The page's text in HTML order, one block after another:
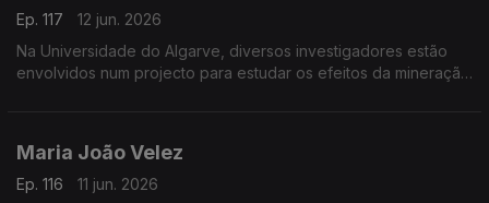
Ep. 117
12 jun. 2026
Na Universidade do Algarve, diversos investigadores estão
envolvidos num projecto para estudar os efeitos da mineração
Maria João Velez
Ep. 116
11 jun. 2026